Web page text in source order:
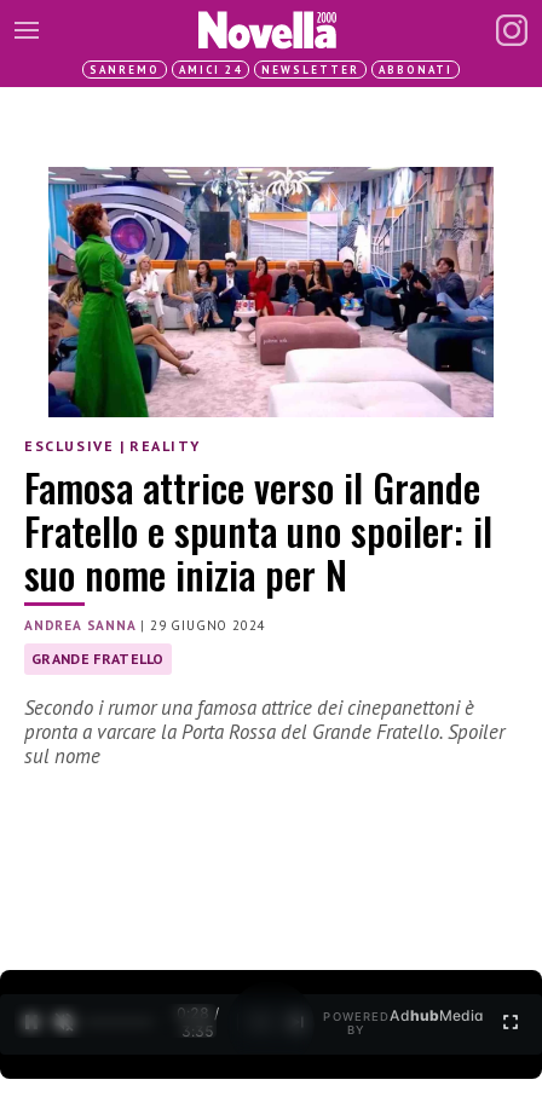
SANREMO AMICI 24 NEWSLETTER ABBONATI
ESCLUSIVE | REALITY
Famosa attrice verso il Grande
Fratello e spunta uno spoiler: il
suo nome inizia per N
ANDREA SANNA |29 GIUGNO 2024
GRANDE FRATELLO
Secondo i rumor una famosa attrice dei cinepanettoni è
pronta a varcare la Porta Rossa del Grande Fratello. Spoiler
sul nome
0:30 /
3:35
POWERED
BY
AdhubMedia